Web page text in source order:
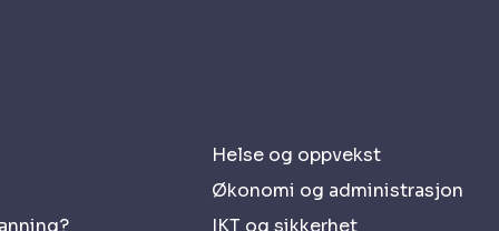
Helse og oppvekst
Økonomi og administrasjon
IKT og sikkerhet